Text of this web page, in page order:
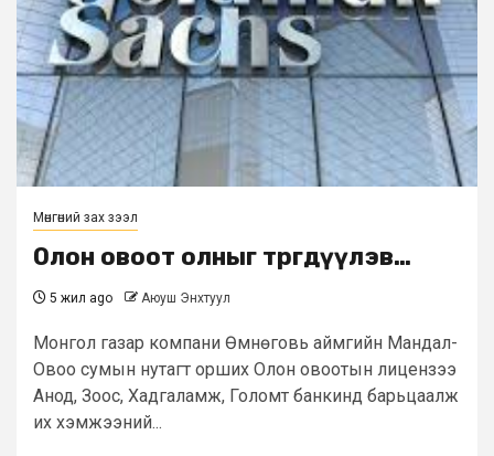
Мөнгөний зах зээл
Олон овоот олныг төөрөгдүүлэв…
5 жил ago Аюуш Энхтуул
Монгол газар компани Өмнөговь аймгийн Мандал-
Овоо сумын нутагт орших Олон овоотын лицензээ
Анод, Зоос, Хадгаламж, Голомт банкинд барьцаалж
их хэмжээний...